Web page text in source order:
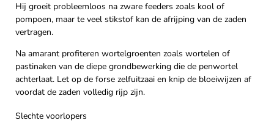
Hij groeit probleemloos na zware feeders zoals kool of
pompoen, maar te veel stikstof kan de afrijping van de zaden
vertragen.
Na amarant profiteren wortelgroenten zoals wortelen of
pastinaken van de diepe grondbewerking die de penwortel
achterlaat. Let op de forse zelfuitzaai en knip de bloeiwijzen af
voordat de zaden volledig rijp zijn.
Slechte voorlopers